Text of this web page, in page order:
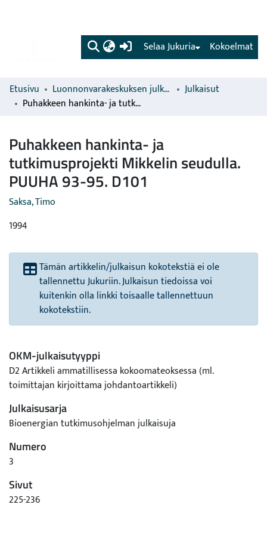
(current) Kokoelmat
Selaa Jukuria
Etusivu Luonnonvarakeskuksen julkaisut
Julkaisut
Puhakkeen hankinta- ja tutkimusprojekti Mikkelin seudulla. PUUHA 93-95. D101
Puhakkeen hankinta- ja
tutkimusprojekti Mikkelin seudulla.
PUUHA 93-95. D101
Saksa, Timo
1994
Tämän artikkelin/julkaisun kokotekstiä ei ole
tallennettu Jukuriin. Julkaisun tiedoissa voi
kuitenkin olla linkki toisaalle tallennettuun
kokotekstiin.
OKM-julkaisutyyppi
D2 Artikkeli ammatillisessa kokoomateoksessa (ml.
toimittajan kirjoittama johdantoartikkeli)
Julkaisusarja
Bioenergian tutkimusohjelman julkaisuja
Numero
3
Sivut
225-236